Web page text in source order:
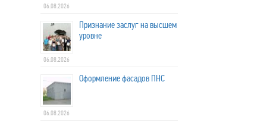
06.08.2026
Признание заслуг на высшем
уровне
06.08.2026
Оформление фасадов ПНС
06.08.2026